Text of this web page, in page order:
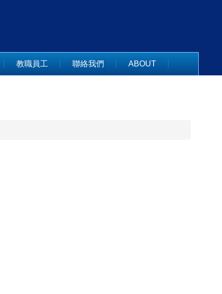
教職員工 聯絡我們 ABOUT